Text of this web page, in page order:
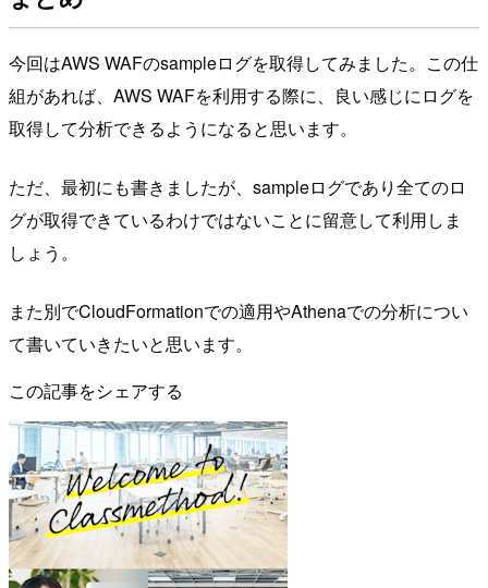
今回はAWS WAFのsampleログを取得してみました。この仕
組があれば、AWS WAFを利用する際に、良い感じにログを
取得して分析できるようになると思います。
ただ、最初にも書きましたが、sampleログであり全てのロ
グが取得できているわけではないことに留意して利用しま
しょう。
また別でCloudFormationでの適用やAthenaでの分析につい
て書いていきたいと思います。
この記事をシェアする